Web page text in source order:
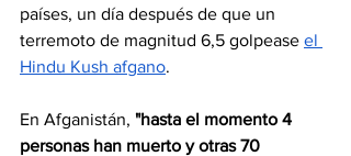
países, un día después de que un
terremoto de magnitud 6,5 golpease el
Hindu Kush afgano.
En Afganistán, "hasta el momento 4
personas han muerto y otras 70